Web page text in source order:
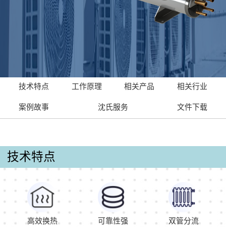
技术特点 工作原理 相关产品 相关行业
案例故事 沈氏服务 文件下载
技术特点
高效换热
可靠性强
双管分流